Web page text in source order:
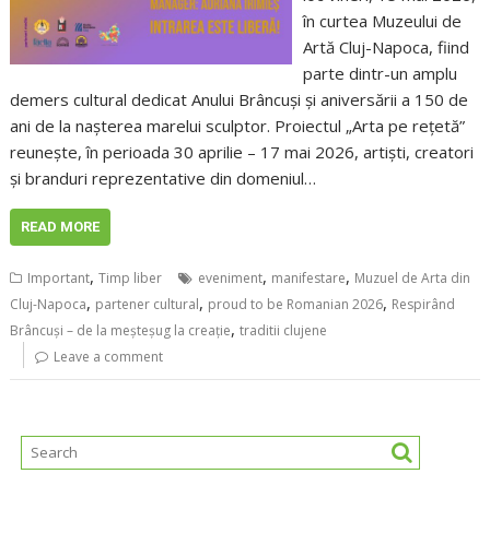
în curtea Muzeului de
Artă Cluj-Napoca, fiind
parte dintr-un amplu
demers cultural dedicat Anului Brâncuși și aniversării a 150 de
ani de la nașterea marelui sculptor. Proiectul „Arta pe rețetă”
reunește, în perioada 30 aprilie – 17 mai 2026, artiști, creatori
și branduri reprezentative din domeniul…
READ MORE
Important,Timp liber eveniment, manifestare, Muzuel de Arta din
Cluj-Napoca, partener cultural, proud to be Romanian 2026, Respirând
Brâncuși – de la meșteșug la creație,traditii clujene
Leave a comment